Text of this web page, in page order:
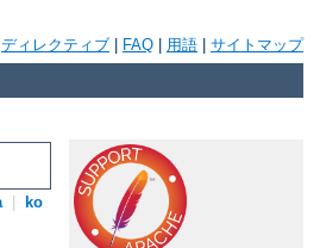
ディレクティブ FAQ 用語 サイトマップ
ko